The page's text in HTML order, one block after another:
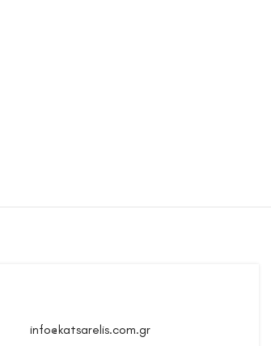
info@katsarelis.com.gr